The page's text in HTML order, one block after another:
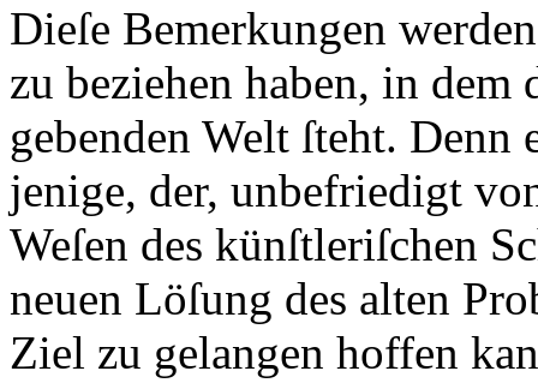
Dieſe Bemerkungen
zu beziehen haben, in dem
gebenden Welt ſteht.
jenige, der, unbefriedigt
Weſen des künſtleriſchen
neuen Löſung des alten
Ziel zu gelangen hoffen